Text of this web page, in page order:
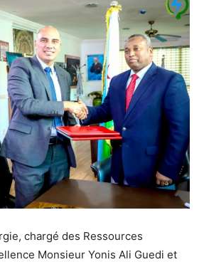
chargé des Ressources
Monsieur Yonis Ali Guedi et